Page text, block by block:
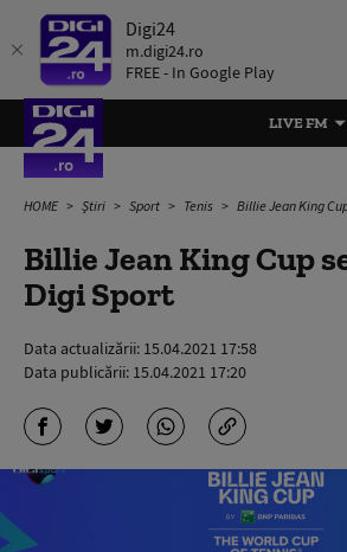
Digi24
m.digi24.ro
FREE - In Google Play
LIVE FM
HOME Știri Sport Tenis Billie Jean King
Billie Jean King Cup
Digi Sport
Data actualizării: 15.04.2021 17:58
Data publicării: 15.04.2021 17:20